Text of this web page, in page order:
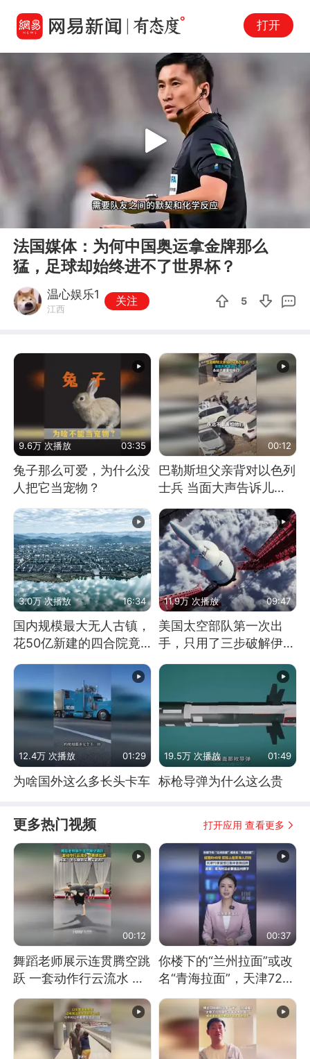
打开
05:28
Play
法国媒体：为何中国奥运拿金牌那么
猛，足球却始终进不了世界杯？
温心娱乐1
江西
关注 5
9.6万 次播放 03:35
兔子那么可爱，为什么没
人把它当宠物？
00:12
巴勒斯坦父亲背对以色列
士兵 当面大声告诉儿
子：永远不要害怕他们！
3.0万 次播放 16:34
国内规模最大无人古镇，
花50亿新建的四合院竟
11.9万 次播放 09:47
美国太空部队第一次出
手，只用了三步破解伊朗
12.4万 次播放 01:29
为啥国外这么多长头卡车
19.5万 次播放 01:49
标枪导弹为什么这么贵
更多热门视频 打开应用 查看更多
00:12
舞蹈老师展示连贯腾空跳
跃 一套动作行云流水 节
奏感拉满 网友：怎么做
到又舞又武的？
00:37
你楼下的“兰州拉面”或改
名“青海拉面”，天津72家
面馆已集体更换招牌